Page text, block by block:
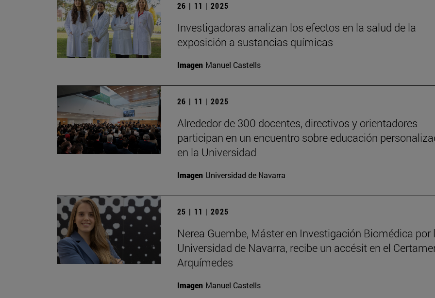
26 | 11 | 2025
Investigadoras analizan los efectos en la salud de la
exposición a sustancias químicas
Imagen Manuel Castells
26 | 11 | 2025
Alrededor de 300 docentes, directivos y orientadores
participan en un encuentro sobre educación
en la Universidad
Imagen Universidad de Navarra
25 | 11 | 2025
Nerea Guembe, Máster en Investigación Biomédica por
Universidad de Navarra, recibe un accésit en el
Arquímedes
Imagen Manuel Castells